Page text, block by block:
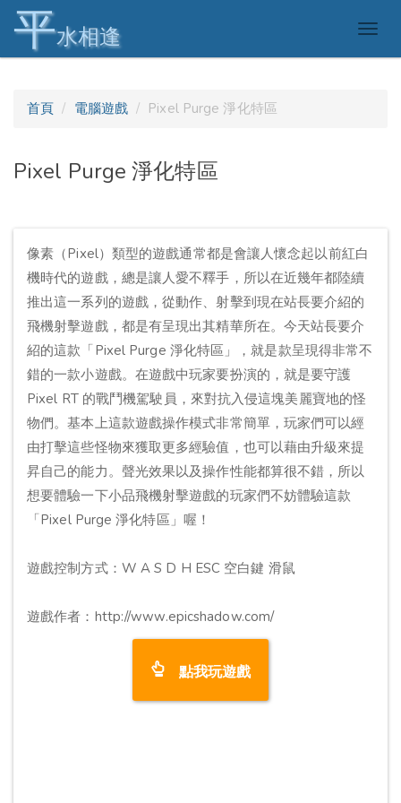
平水相逢
首頁 電腦遊戲 Pixel Purge 淨化特區
Pixel Purge 淨化特區
像素（Pixel）類型的遊戲通常都是會讓人懷念起以前紅白
機時代的遊戲，總是讓人愛不釋手，所以在近幾年都陸續
推出這一系列的遊戲，從動作、射擊到現在站長要介紹的
飛機射擊遊戲，都是有呈現出其精華所在。今天站長要介
紹的這款「Pixel Purge 淨化特區」，就是款呈現得非常不
錯的一款小遊戲。在遊戲中玩家要扮演的，就是要守護
Pixel RT 的戰鬥機駕駛員，來對抗入侵這塊美麗寶地的怪
物們。基本上這款遊戲操作模式非常簡單，玩家們可以經
由打擊這些怪物來獲取更多經驗值，也可以藉由升級來提
昇自己的能力。聲光效果以及操作性能都算很不錯，所以
想要體驗一下小品飛機射擊遊戲的玩家們不妨體驗這款
「Pixel Purge 淨化特區」喔！
遊戲控制方式：W A S D H ESC 空白鍵 滑鼠
遊戲作者：http://www.epicshadow.com/
點我玩遊戲